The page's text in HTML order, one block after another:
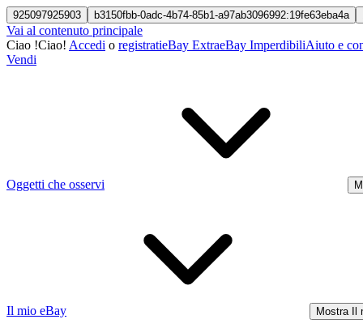
925097925903 b3150fbb-0adc-4b74-85b1-a97ab3096992:19fe63eba4a
Vai al contenuto principale
Ciao !Ciao! Accedi o registratieBay ExtraeBay ImperdibiliAiuto e
Vendi
Oggetti che osservi
Il mio eBay Mostra Il